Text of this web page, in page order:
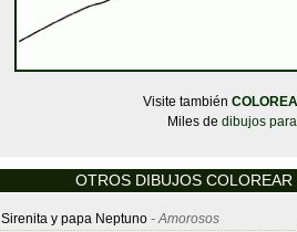
Visite también
Miles de dibujos
OTROS DIBUJOS
Sirenita y papa Neptuno- Amorosos